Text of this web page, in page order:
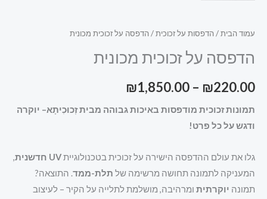
עמוד הבית/הדפסות על זכוכית/ הדפסה על זכוכית מכונית
הדפסה על זכוכית מכונית
₪220.00
–
₪1,850.00
תמונות זכוכית מודפסות באיכות גבוהה מבית זְכוּכִיתָא– יוקרה
ודגש על כל פרט!
גלו את עולם ההדפסה הישירה על זכוכית בטכנולוגייתUV חדשנית
,
המעניקה לתמונה תחושה מרשימה של תלת-ממד. התוצאה?
תמונה יוקרתית ומרהיבה, מושלמת לתלייה על הקיר – לעיצוב